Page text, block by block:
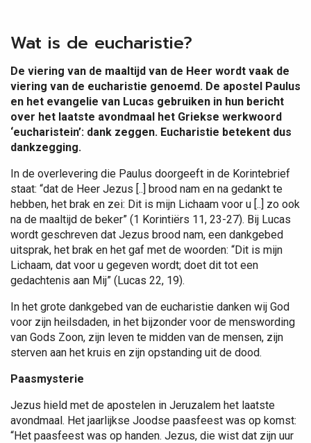
Wat is de eucharistie?
De viering van de maaltijd van de Heer wordt vaak de
viering van de eucharistie genoemd. De apostel Paulus
en het evangelie van Lucas gebruiken in hun bericht
over het laatste avondmaal het Griekse werkwoord
‘eucharistein’: dank zeggen. Eucharistie betekent dus
dankzegging.
In de overlevering die Paulus doorgeeft in de Korintebrief
staat: “dat de Heer Jezus [..] brood nam en na gedankt te
hebben, het brak en zei: Dit is mijn Lichaam voor u [..] zo ook
na de maaltijd de beker” (1 Korintiërs 11, 23-27). Bij Lucas
wordt geschreven dat Jezus brood nam, een dankgebed
uitsprak, het brak en het gaf met de woorden: “Dit is mijn
Lichaam, dat voor u gegeven wordt; doet dit tot een
gedachtenis aan Mij” (Lucas 22, 19).
In het grote dankgebed van de eucharistie danken wij God
voor zijn heilsdaden, in het bijzonder voor de menswording
van Gods Zoon, zijn leven te midden van de mensen, zijn
sterven aan het kruis en zijn opstanding uit de dood.
Paasmysterie
Jezus hield met de apostelen in Jeruzalem het laatste
avondmaal. Het jaarlijkse Joodse paasfeest was op komst:
“Het paasfeest was op handen. Jezus, die wist dat zijn uur